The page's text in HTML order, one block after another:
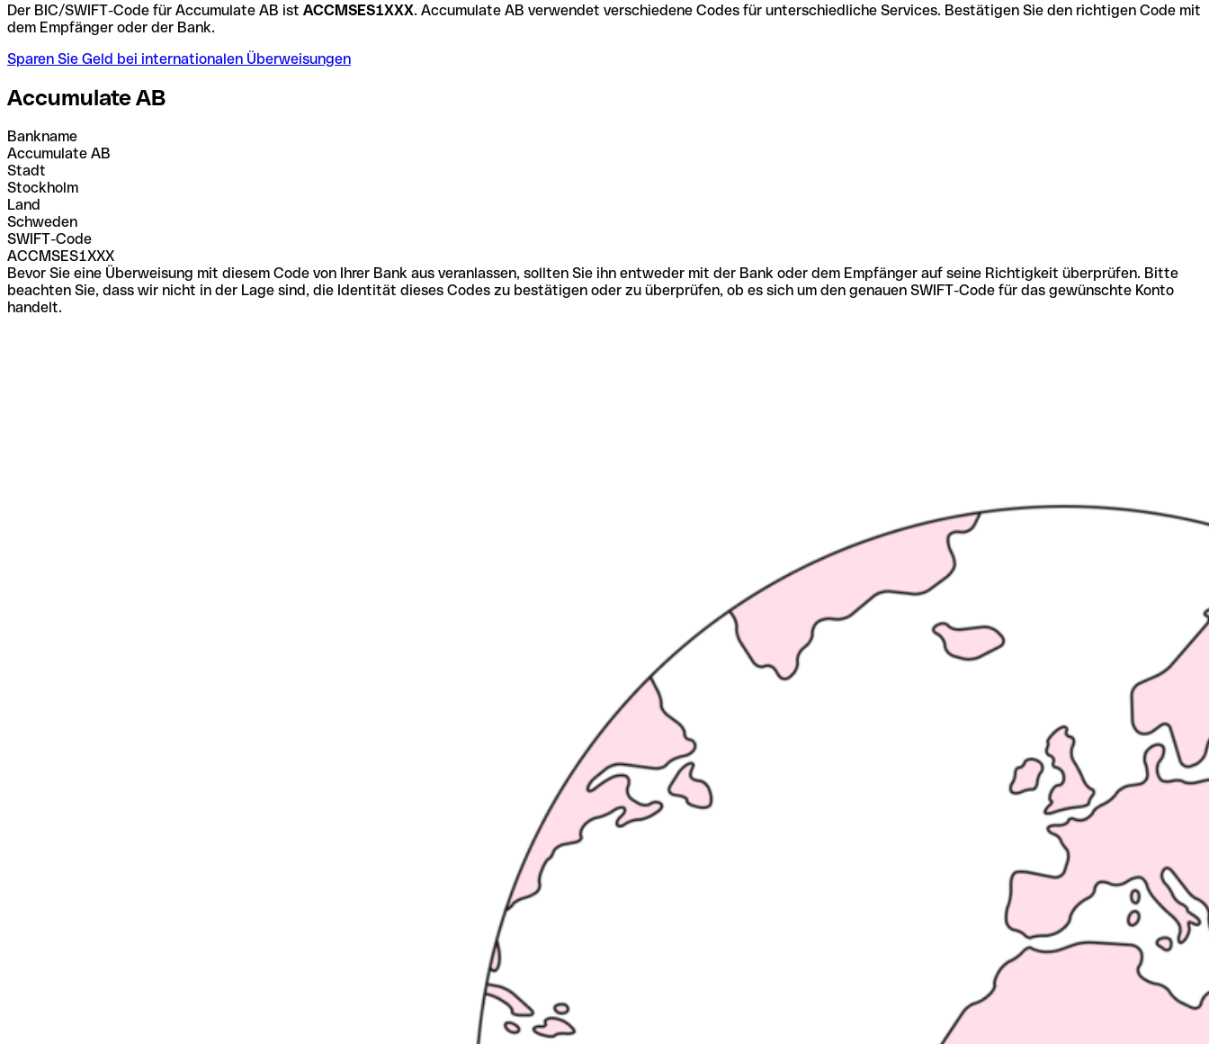
Der BIC/SWIFT-Code für Accumulate AB ist ACCMSES1XXX. Accumulate AB verwendet verschiedene Codes für unterschiedliche Services. Bestätigen Sie den richtigen Code mit
dem Empfänger oder der Bank.
Sparen Sie Geld bei internationalen Überweisungen
Accumulate AB
Bankname
Accumulate AB
Stadt
Stockholm
Land
Schweden
SWIFT-Code
ACCMSES1XXX
Bevor Sie eine Überweisung mit diesem Code von Ihrer Bank aus veranlassen, sollten Sie ihn entweder mit der Bank oder dem Empfänger auf seine Richtigkeit überprüfen. Bitte
beachten Sie, dass wir nicht in der Lage sind, die Identität dieses Codes zu bestätigen oder zu überprüfen, ob es sich um den genauen SWIFT-Code für das gewünschte Konto
handelt.